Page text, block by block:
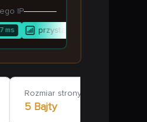
IP
przystan-mozliwosci.pl
Rozmiar strony głównej
5 Bajty